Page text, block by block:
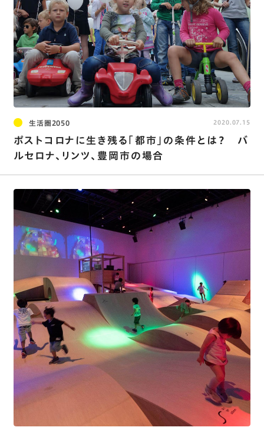
生活圏2050
ポストコロナに生き残る「都市」の条件とは？ バ
ルセロナ、リンツ、豊岡市の場合
2020.07.15